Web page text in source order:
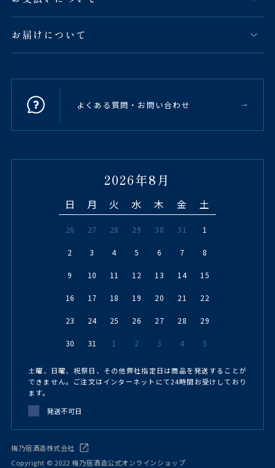
お届けについて
よくある質問・お問い合わせ
2026年8月
日 月 火 水 木 金 土
26 27 28 29 30 31 1
2 3 4 5 6 7 8
9 10 11 12 13 14 15
16 17 18 19 20 21 22
23 24 25 26 27 28 29
30 31 1 2 3 4 5
土曜、日曜、祝祭日、その他弊社指定日は商品を発送することが
できません。ご注文はインターネットにて24時間お受けしており
ます。
発送不可日
梅乃宿酒造株式会社
Copyright © 2022 梅乃宿酒造公式オンラインショップ